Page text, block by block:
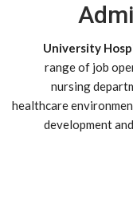
University
range of job
nursing
healthcare
development